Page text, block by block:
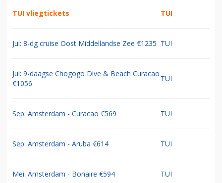
TUI vliegtickets TUI
Jul: 8-dg cruise Oost Middellandse Zee €1235 TUI
Jul: 9-daagse Chogogo Dive & Beach Curacao
€1056
TUI
Sep: Amsterdam - Curacao €569 TUI
Sep: Amsterdam - Aruba €614 TUI
Mei: Amsterdam - Bonaire €594 TUI